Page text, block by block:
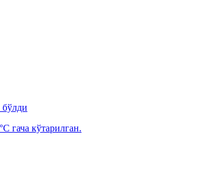
бўлди
гача кўтарилган.